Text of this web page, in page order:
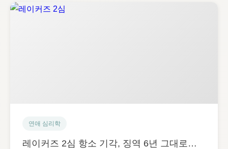
연애 심리학
레이커즈 2심 항소 기각, 징역 6년 그대로…